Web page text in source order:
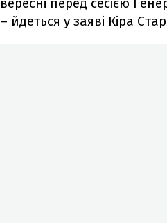
вересні перед сесією
– йдеться у заяві Кіра